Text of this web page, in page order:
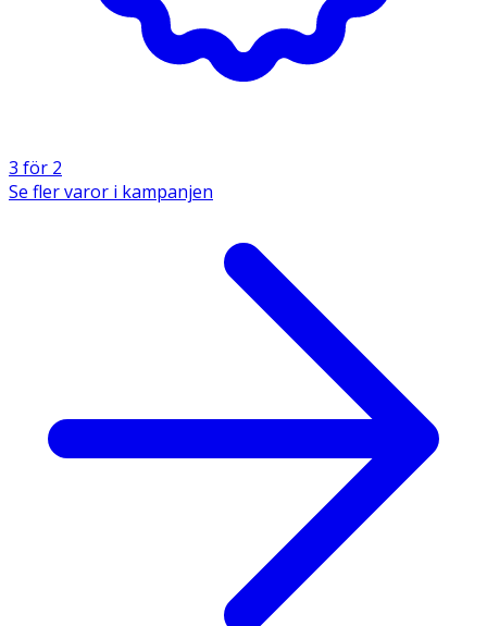
3 för 2
Se fler varor i kampanjen